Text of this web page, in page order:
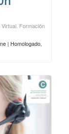
Formación
| Homologado,